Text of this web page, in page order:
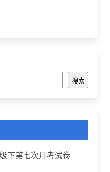
搜索
下第七次月考试卷